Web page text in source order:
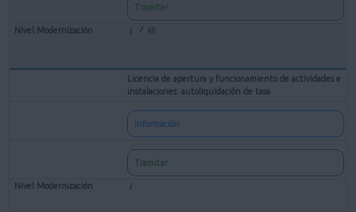
Tramitar
Licencia de apertura y funcionamiento de actividades e
instalaciones: autoliquidación de tasa
Información
Tramitar